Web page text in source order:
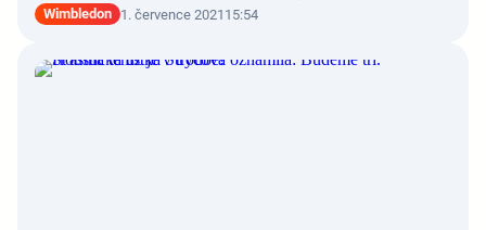
Wimbledon 1. července 2021 15:54